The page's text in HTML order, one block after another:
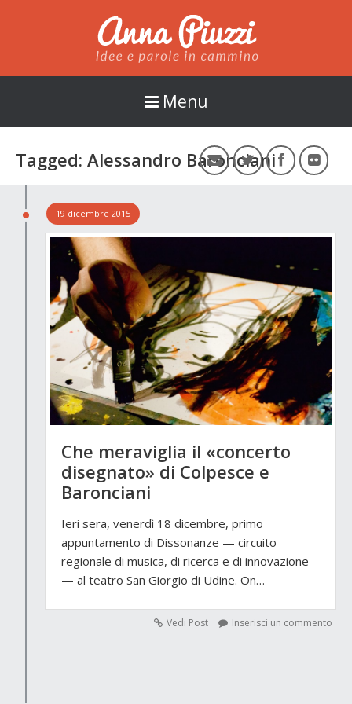
Anna Piuzzi
Menu
Tagged: Alessandro Baronciani
19 dicembre 2015
Che meraviglia il «concerto
disegnato» di Colpesce e
Baronciani
Ieri sera, venerdì 18 dicembre, primo
appuntamento di Dissonanze — circuito
regionale di musica, di ricerca e di innovazione
— al teatro San Giorgio di Udine. On…
Vedi Post Inserisci un commento